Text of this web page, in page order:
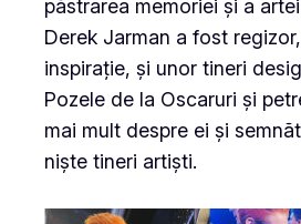
păstrarea memoriei și a
Derek Jarman a fost
inspirație, și unor tineri
Pozele de la Oscaruri și
mai mult despre ei și
niște tineri artiști.